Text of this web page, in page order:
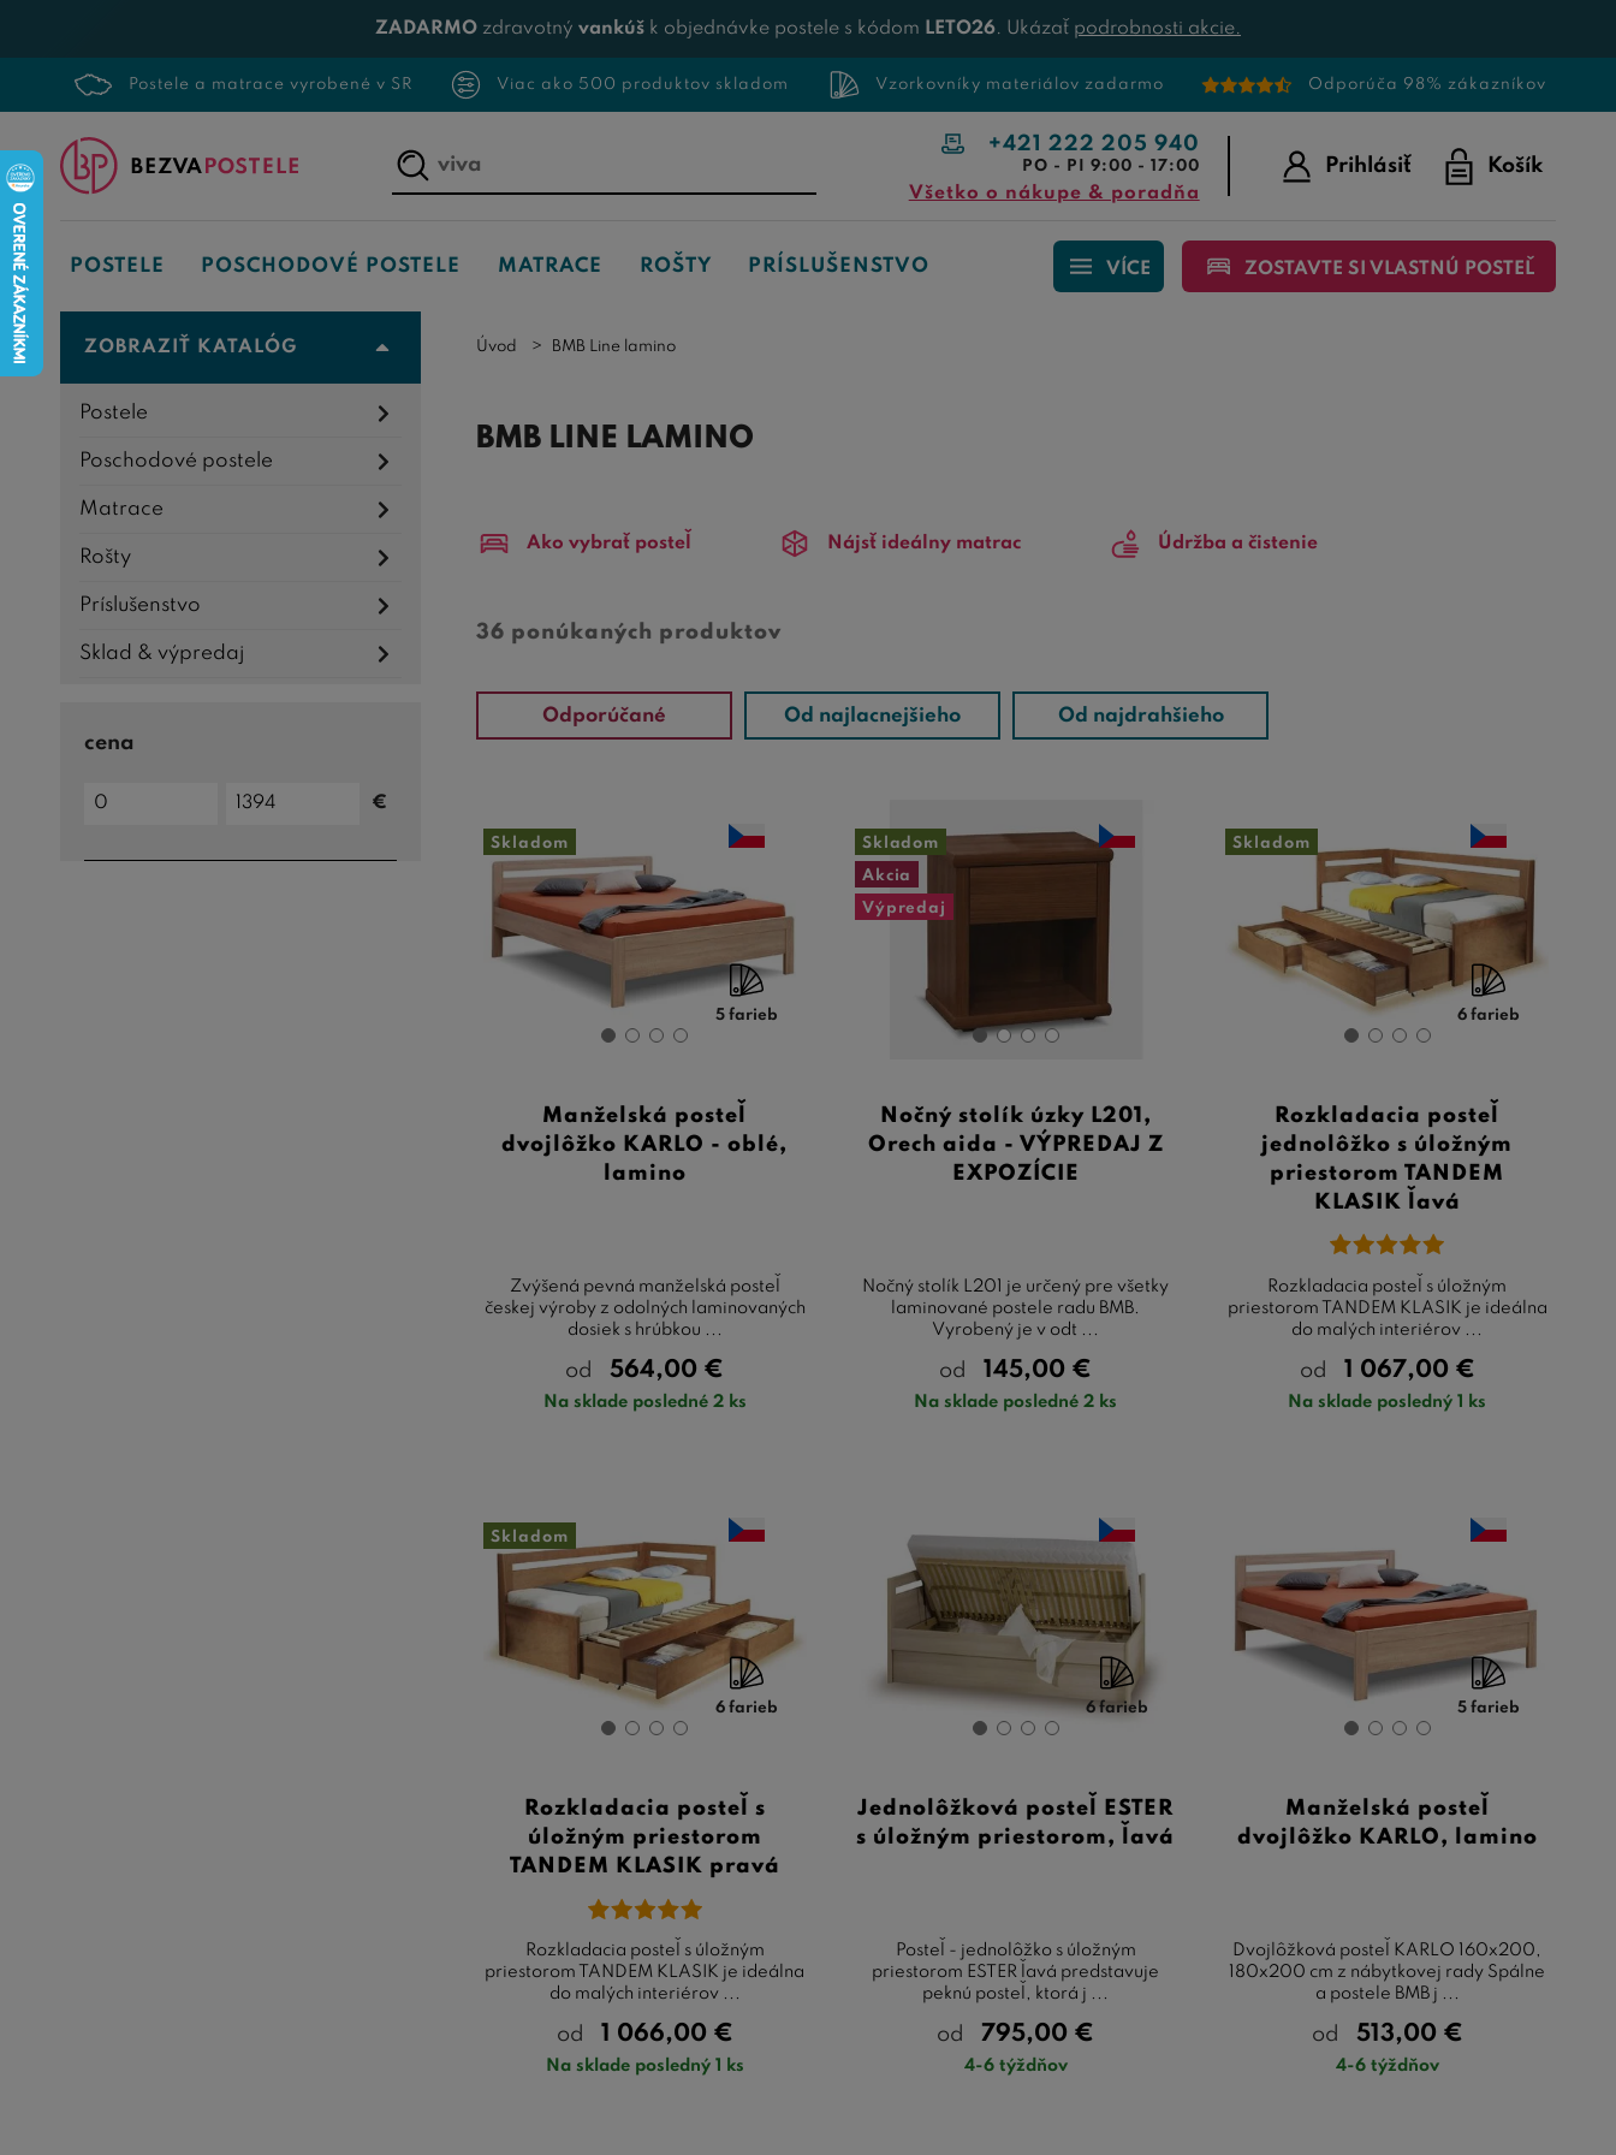
ZADARMO zdravotný vankúš k objednávke postele s kódom LETO26. Ukázať podrobnosti akcie.
Postele a matrace vyrobené v SR Viac ako 500 produktov skladom Vzorkovníky materiálov zadarmo Odporúča 98% zákazníkov
Napíšte,
čo
hľadáte...
+421 222 205 940
PO - PI 9:00 - 17:00
Všetko o nákupe & poradňa
Prihlásiť Košík
POSTELE POSCHODOVÉ POSTELE MATRACE ROŠTY PRÍSLUŠENSTVO VÍCE ZOSTAVTE SI VLASTNÚ POSTEĽ
Úvod BMB Line lamino
BMB LINE LAMINO
Ako vybrať posteľ Nájsť ideálny matrac Údržba a čistenie
ZOBRAZIŤ KATALÓG
Postele
Poschodové postele
Matrace
Rošty
Príslušenstvo
Sklad & výpredaj
cena
Cena
Cena
do
€
36 ponúkaných produktov
Odporúčané Od najlacnejšieho Od najdrahšieho
Skladom
5 farieb
Manželská posteľ
dvojlôžko KARLO - oblé,
lamino
Zvýšená pevná manželská posteľ
českej výroby z odolných laminovaných
dosiek s hrúbkou ...
od 564,00 €
Na sklade posledné 2 ks
Skladom
Akcia
Výpredaj
Nočný stolík úzky L201,
Orech aida - VÝPREDAJ Z
EXPOZÍCIE
Nočný stolík L201 je určený pre všetky
laminované postele radu BMB.
Vyrobený je v odt ...
od 145,00 €
Na sklade posledné 2 ks
Skladom
6 farieb
Rozkladacia posteľ
jednolôžko s úložným
priestorom TANDEM
KLASIK ľavá
Rozkladacia posteľ s úložným
priestorom TANDEM KLASIK je ideálna
do malých interiérov ...
od 1 067,00 €
Na sklade posledný 1 ks
Skladom
6 farieb
Rozkladacia posteľ s
úložným priestorom
TANDEM KLASIK pravá
Rozkladacia posteľ s úložným
priestorom TANDEM KLASIK je ideálna
do malých interiérov ...
od 1 066,00 €
Na sklade posledný 1 ks
6 farieb
Jednolôžková posteľ ESTER
s úložným priestorom, ľavá
Posteľ - jednolôžko s úložným
priestorom ESTER ľavá predstavuje
peknú posteľ, ktorá j ...
od 795,00 €
4-6 týždňov
5 farieb
Manželská posteľ
dvojlôžko KARLO, lamino
Dvojlôžková posteľ KARLO 160x200,
180x200 cm z nábytkovej rady Spálne
a postele BMB j ...
od 513,00 €
4-6 týždňov